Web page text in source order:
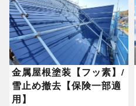
金属屋根塗装【フッ素】/
雪止め撤去【保険一部適
用】